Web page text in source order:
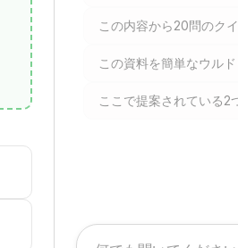
この内容から20問のク
この資料を簡単なウル
ここで提案されている2